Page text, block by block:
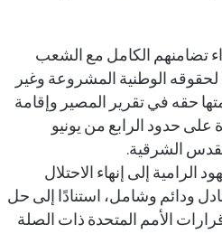
تضامنهم الكامل مع الشعب
الوطنية المشروعة وغير
حقه في تقرير المصير وإقامة
على حدود الرابع من يونيو
الرامية إلى إنهاء الاحتلال
ودائم وشامل، استنادًا إلى حل
الأمم المتحدة ذات الصلة